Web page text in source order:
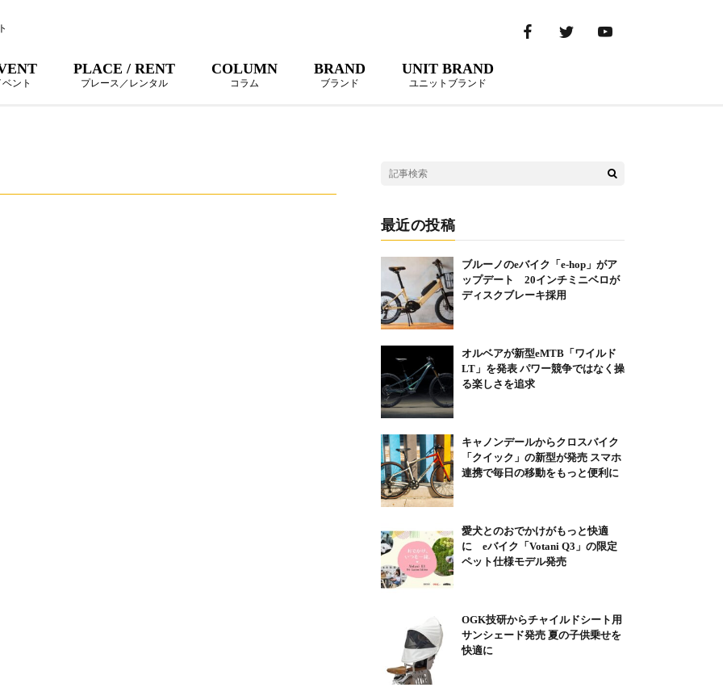
ベント
PLACE / RENT
プレース／レンタル
COLUMN
コラム
BRAND
ブランド
UNIT BRAND
ユニットブランド
最近の投稿
ブルーノのeバイク「e-hop」がア
ップデート 20インチミニベロが
ディスクブレーキ採用
オルベアが新型eMTB「ワイルド
LT」を発表 パワー競争ではなく操
る楽しさを追求
キャノンデールからクロスバイク
「クイック」の新型が発売 スマホ
連携で毎日の移動をもっと便利に
愛犬とのおでかけがもっと快適
に eバイク「Votani Q3」の限定
ペット仕様モデル発売
OGK技研からチャイルドシート用
サンシェード発売 夏の子供乗せを
快適に